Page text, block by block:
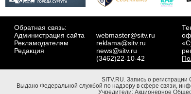
Обратная связь:
Администрация сайта
Рекламодателям
Редакция
webmaster@sitv.ru
reklama@sitv.ru
news@sitv.ru
(3462)22-10-42
SITV.RU. Запись о
Выдано Федеральной службой по надзору в сфере связи,
Учредители: Акционерное